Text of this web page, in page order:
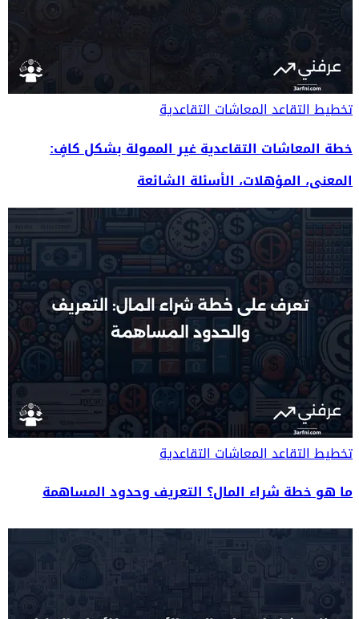
تخطيط التقاعدالمعاشات التقاعدية
خطة المعاشات التقاعدية غير الممولة بشكل كافٍ:
المعنى، المؤهلات، الأسئلة الشائعة
تخطيط التقاعدالمعاشات التقاعدية
ما هو خطة شراء المال؟ التعريف وحدود المساهمة